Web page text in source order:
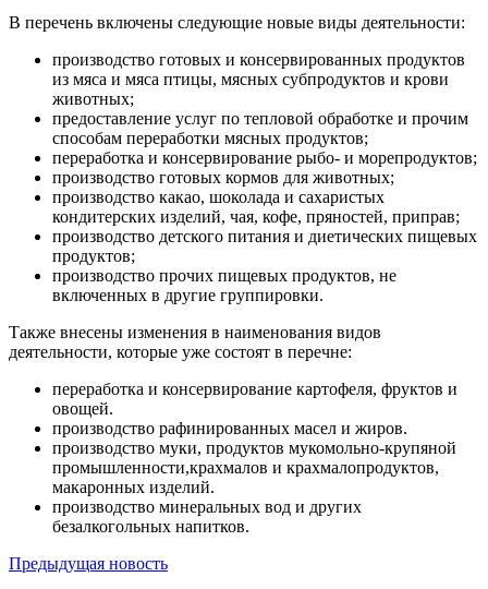
В перечень включены следующие новые виды деятельности:
производство готовых и консервированных продуктов
из мяса и мяса птицы, мясных субпродуктов и крови
животных;
предоставление услуг по тепловой обработке и прочим
способам переработки мясных продуктов;
переработка и консервирование рыбо- и морепродуктов;
производство готовых кормов для животных;
производство какао, шоколада и сахаристых
кондитерских изделий, чая, кофе, пряностей, приправ;
производство детского питания и диетических пищевых
продуктов;
производство прочих пищевых продуктов, не
включенных в другие группировки.
Также внесены изменения в наименования видов
деятельности, которые уже состоят в перечне:
переработка и консервирование картофеля, фруктов и
овощей.
производство рафинированных масел и жиров.
производство муки, продуктов мукомольно-крупяной
промышленности,крахмалов и крахмалопродуктов,
макаронных изделий.
производство минеральных вод и других
безалкогольных напитков.
Предыдущая новость